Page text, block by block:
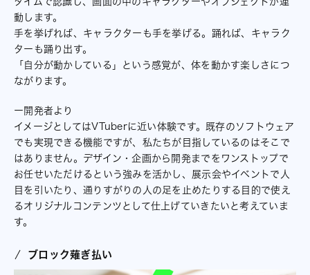
動します。
手を挙げれば、キャラクターも手を挙げる。踊れば、キャラク
ターも踊り出す。
「自分が動かしている」という感覚が、体を動かす楽しさにつ
ながります。
ー開発者より
イメージとしてはVTuberに近い体験です。既存のソフトウェア
でも実現できる機能ですが、私たちが目指しているのはそこで
はありません。デザイン・企画から開発までをワンストップで
お任せいただけるという強みを活かし、展示会やイベントで人
目を引いたり、通りすがりの人の足を止めたりする目的で使え
るオリジナルコンテンツとして仕上げていきたいと考えていま
す。
ブロック薙ぎ払い